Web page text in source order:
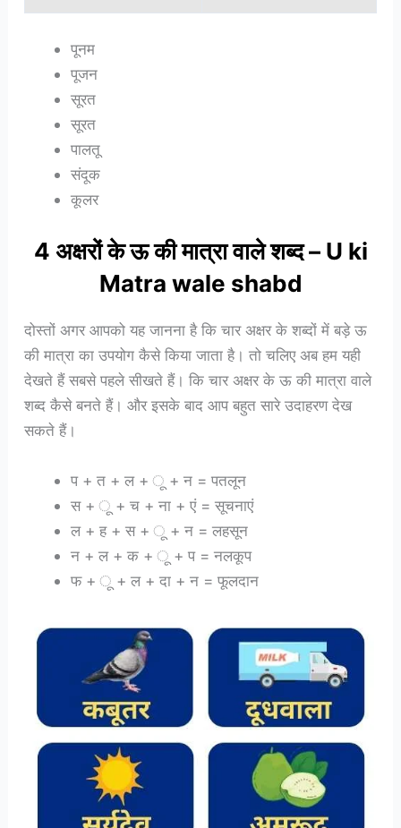
पूनम
पूजन
सूरत
सूरत
पालतू
संदूक
कूलर
4 अक्षरों केऊकी मात्रा वाले शब्द – U ki
Matra wale shabd
दोस्तों अगर आपको यह जानना है कि चार अक्षर के शब्दों में बड़े ऊ
की मात्रा का उपयोग कैसे किया जाता है। तो चलिए अब हम यही
देखते हैं सबसे पहले सीखते हैं। कि चार अक्षर के ऊ की मात्रा वाले
शब्द कैसे बनते हैं। और इसके बाद आप बहुत सारे उदाहरण देख
सकते हैं।
प + त + ल + ू + न = पतलून
स + ू + च + ना + एं = सूचनाएं
ल + ह + स + ू + न = लहसून
न + ल + क + ू + प = नलकूप
फ + ू + ल + दा + न = फूलदान